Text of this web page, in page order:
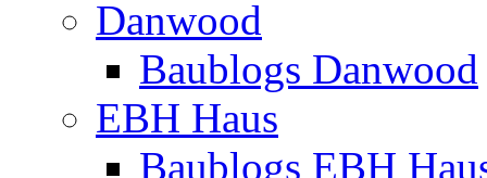
Danwood
Baublogs Danwood
EBH Haus
Baublogs EBH